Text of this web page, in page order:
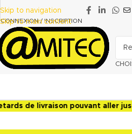
Skip to navigation
Skip to main content
CONNEXION / INSCRIPTION
pouvant aller jusqu’à 15